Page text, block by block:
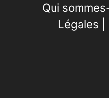
Qui
Légales